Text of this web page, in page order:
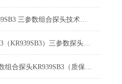
KR939SB3 三参数组合探头技术安装
SFPP3（KR939SB3）三参数探头技术参数
三参数组合探头KR939SB3（质保3年）